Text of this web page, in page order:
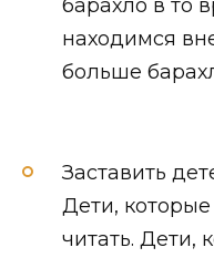
барахло в то
находимся
больше
Заставить
Дети, которые
читать. Дети,